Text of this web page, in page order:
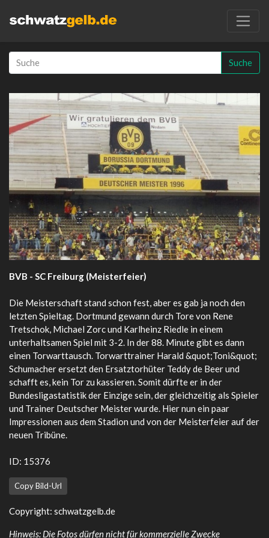
Suche
BVB - SC Freiburg (Meisterfeier)
Die Meisterschaft stand schon fest, aber es gab ja noch den
letzten Spieltag. Dortmund gewann durch Tore von Rene
Tretschok, Michael Zorc und Karlheinz Riedle in einem
unterhaltsamen Spiel mit 3-2. In der 88. Minute gibt es dann
einen Torwarttausch. Torwarttrainer Harald &quot;Toni&quot;
Schumacher ersetzt den Ersatztorhüter Teddy de Beer und
schafft es, kein Tor zu kassieren. Somit dürfte er in der
Bundesligastatistik der Einzige sein, der gleichzeitig als Spieler
und Trainer Deutscher Meister wurde. Hier nun ein paar
Impressionen aus dem Stadion und von der Meisterfeier auf der
neuen Tribüne.
ID: 15376
Copy Bild-Url
Copyright: schwatzgelb.de
Hinweis: Die Fotos dürfen nicht für kommerzielle Zwecke